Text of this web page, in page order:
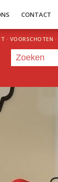
CONTACT
· VOORSCHOTEN ·